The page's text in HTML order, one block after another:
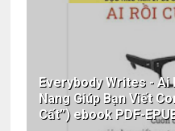
Everybody Writes - Ai
Nang Giúp Bạn Viết
Cất”) ebook PDF-